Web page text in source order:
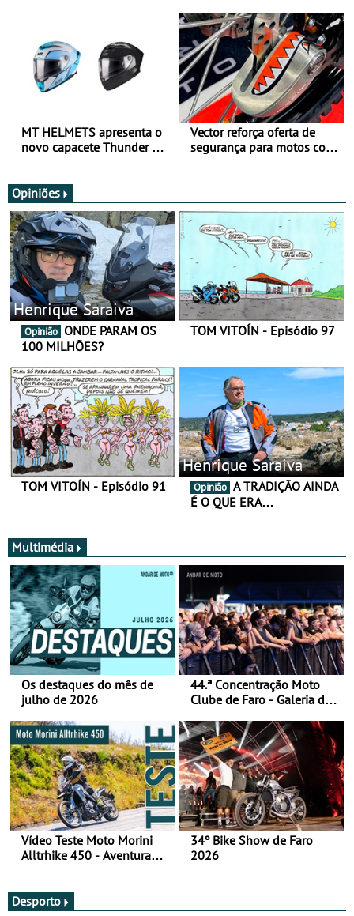
verão
MT HELMETS apresenta o
novo capacete Thunder 4 R
Vector reforça oferta de
segurança para motos com
Opiniões
Henrique Saraiva
Opinião
100 MILHÕES?
TOM VITOÍN - Episódio 97
TOM VITOÍN - Episódio 91
Henrique Saraiva
Opinião
É O QUE ERA…
Multimédia
Os destaques do mês de
julho de 2026
44.ª Concentração Moto
Clube de Faro - Galeria de
Vídeo Teste Moto Morini
Alltrhike 450 - Aventura
34º Bike Show de Faro
2026
Desporto